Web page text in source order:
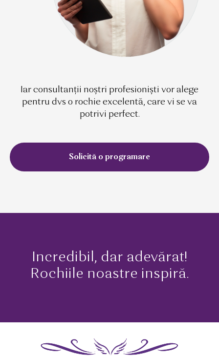
Iar consultanții noștri profesioniști vor alege
pentru dvs o rochie excelentă, care vi se va
potrivi perfect.
Solicită o programare
Incredibil, dar adevărat!
Rochiile noastre inspiră.